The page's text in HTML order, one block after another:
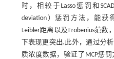
时，相较于Lasso惩罚和
deviation）惩罚方法，能获
Leibler距离以及Frobenius范数
下表现更突出.此外，通过分
质浓度数据，验证了MCP惩